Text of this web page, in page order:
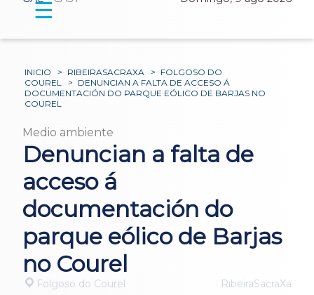
☰
INICIO > RIBEIRASACRAXA > FOLGOSO DO
COUREL
> DENUNCIAN A FALTA DE ACCESO Á
DOCUMENTACIÓN DO PARQUE EÓLICO DE BARJAS NO
COUREL
Medio ambiente
Denuncian a falta de
acceso á
documentación do
parque eólico de Barjas
no Courel
Folgoso do Courel RibeiraSacraXa